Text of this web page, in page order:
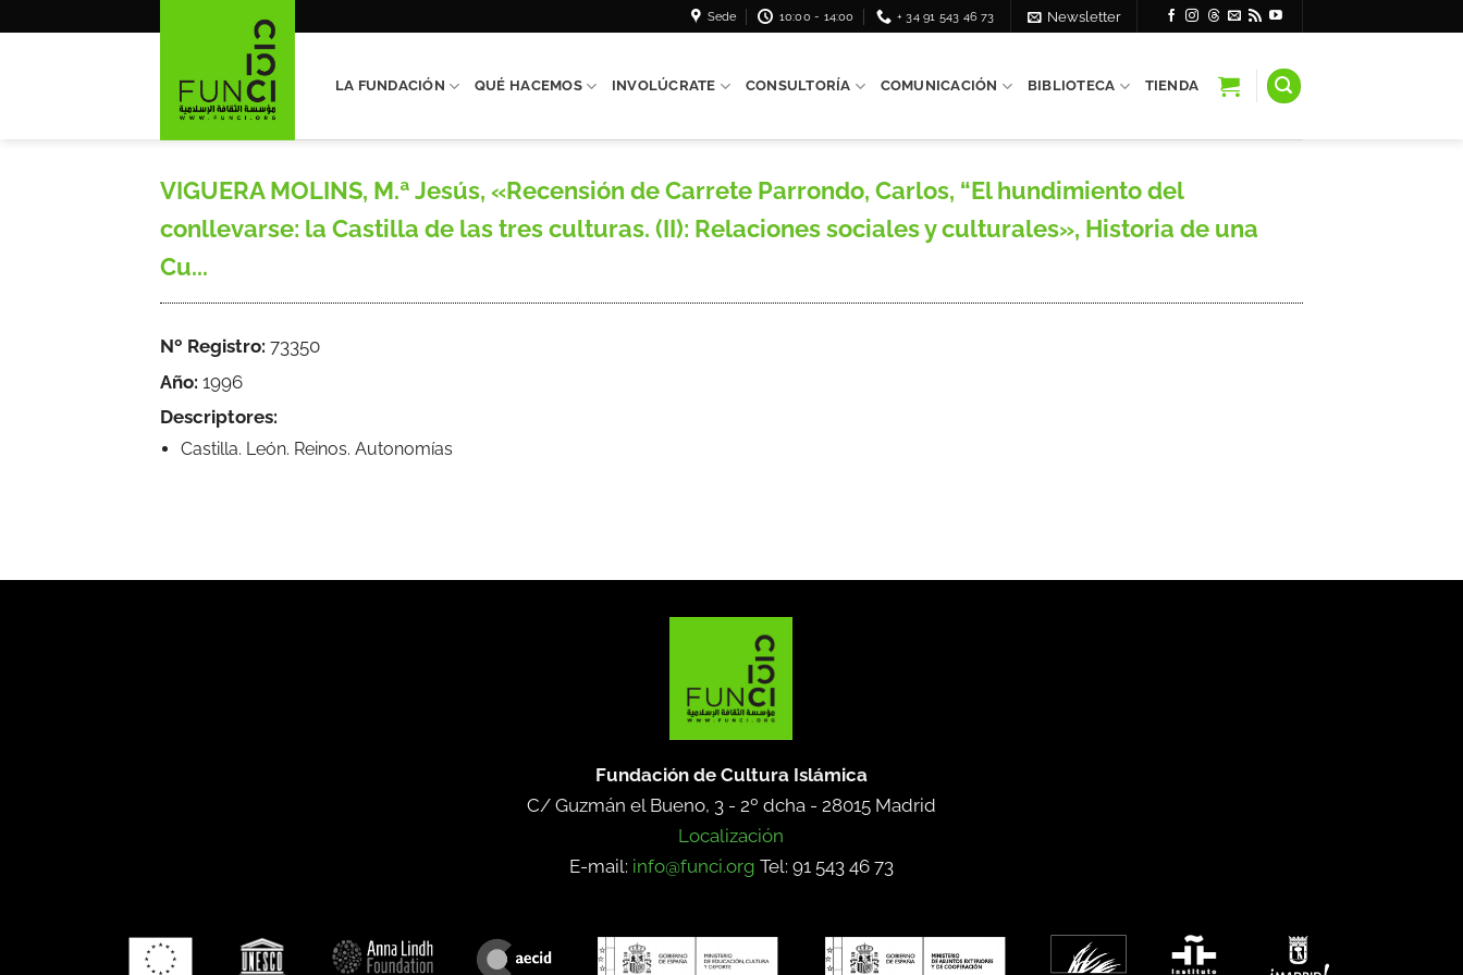
Sede 10:00 - 14:00 + 34 91 543 46 73 Newsletter
LA FUNDACIÓN QUÉ HACEMOS INVOLÚCRATE CONSULTORÍA COMUNICACIÓN BIBLIOTECA TIENDA
VIGUERA MOLINS, M.ª Jesús, «Recensión de Carrete Parrondo, Carlos, “El hundimiento del
conllevarse: la Castilla de las tres culturas. (II): Relaciones sociales y culturales», Historia de una
Cu...
Nº Registro: 73350
Año: 1996
Descriptores:
Castilla. León. Reinos. Autonomías
Fundación de Cultura Islámica
C/ Guzmán el Bueno, 3 - 2º dcha - 28015 Madrid
Localización
E-mail: info@funci.org Tel: 91 543 46 73